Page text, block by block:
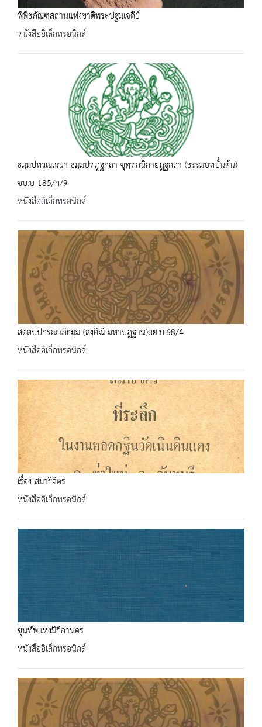
พิพิธภัณฑสถานแห่งชาติพระปฐมเจดีย์
หนังสืออิเล็กทรอนิกส์
ธมฺมปทวณฺณนา ธมฺมปทฎฺฐกถา ขุทฺทกนิกายฎฺฐกถา (ธรรมบทบั้นต้น)
ชบ.บ 185/ก/9
หนังสืออิเล็กทรอนิกส์
สตฺตปฺปกรณาภิธมฺม (สงฺคิณี-มหาปฎฐาน)อย.บ.68/4
หนังสืออิเล็กทรอนิกส์
เรื่อง สมาธิจิตร
หนังสืออิเล็กทรอนิกส์
ขุนทัพแห่งมิถิลานคร
หนังสืออิเล็กทรอนิกส์